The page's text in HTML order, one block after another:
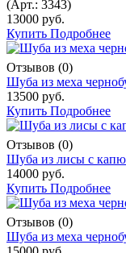
(Арт.: 3343)
13000 руб.
Купить Подробнее
Отзывов (0)
Шуба из меха
13500 руб.
Купить Подробнее
Отзывов (0)
Шуба из лисы с
14000 руб.
Купить Подробнее
Отзывов (0)
Шуба из меха